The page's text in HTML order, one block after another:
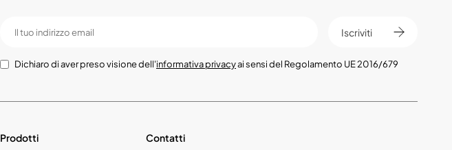
Iscriviti
Dichiaro di aver preso visione dell'informativa privacyai sensi del Regolamento UE 2016/679
Prodotti Contatti